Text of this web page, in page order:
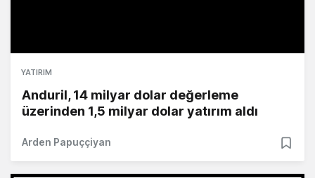
YATIRIM
Anduril, 14 milyar dolar değerleme
üzerinden 1,5 milyar dolar yatırım aldı
Arden Papuççiyan